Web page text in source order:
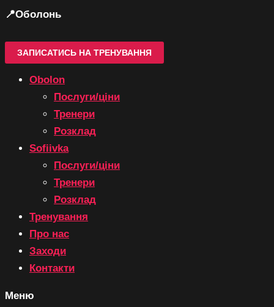
📍Оболонь
ЗАПИСАТИСЬ НА ТРЕНУВАННЯ
Obolon
Послуги/ціни
Тренери
Розклад
Sofiivka
Послуги/ціни
Тренери
Розклад
Тренування
Про нас
Заходи
Контакти
Меню